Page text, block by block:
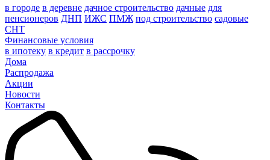
в городе в деревне дачное строительство дачные для
пенсионеров ДНП ИЖС ПМЖ под строительство садовые
СНТ
Финансовые условия
в ипотеку в кредит в рассрочку
Дома
Распродажа
Акции
Новости
Контакты